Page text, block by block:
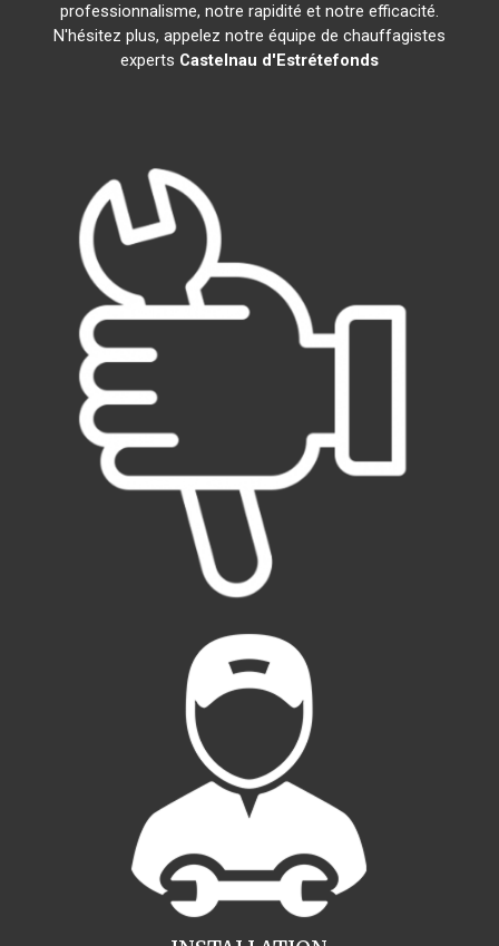
professionnalisme, notre rapidité et notre efficacité.
N'hésitez plus, appelez notre équipe de chauffagistes
experts Castelnau d'Estrétefonds